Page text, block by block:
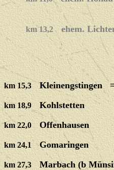
km 13,2 ehem.
km 15,3Kleinengstingen
km 18,9 Kohlstetten
km 22,0 Offenhausen
km 24,1Gomaringen
km 27,3 Marbach (b